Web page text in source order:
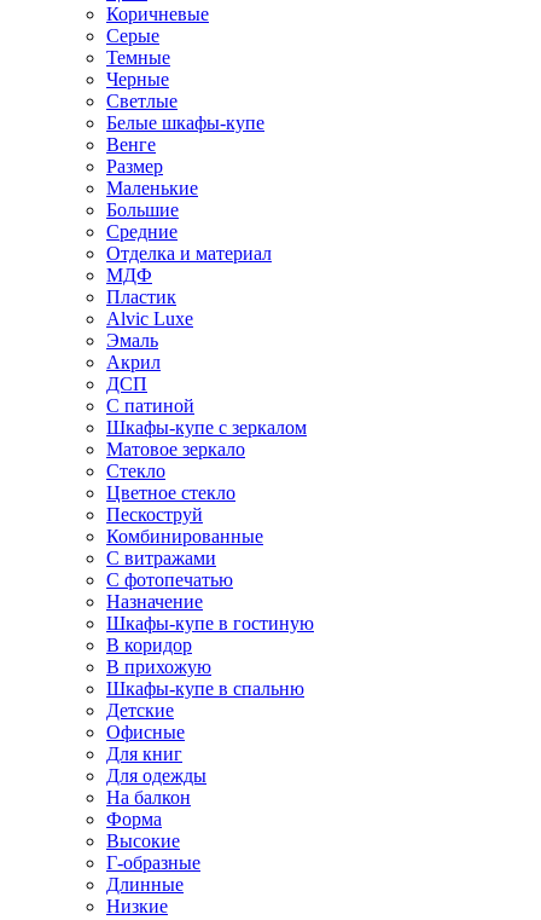
Коричневые
Серые
Темные
Черные
Светлые
Белые шкафы-купе
Венге
Размер
Маленькие
Большие
Средние
Отделка и материал
МДФ
Пластик
Alvic Luxe
Эмаль
Акрил
ДСП
С патиной
Шкафы-купе с зеркалом
Матовое зеркало
Стекло
Цветное стекло
Пескоструй
Комбинированные
С витражами
С фотопечатью
Назначение
Шкафы-купе в гостиную
В коридор
В прихожую
Шкафы-купе в спальню
Детские
Офисные
Для книг
Для одежды
На балкон
Форма
Высокие
Г-образные
Длинные
Низкие